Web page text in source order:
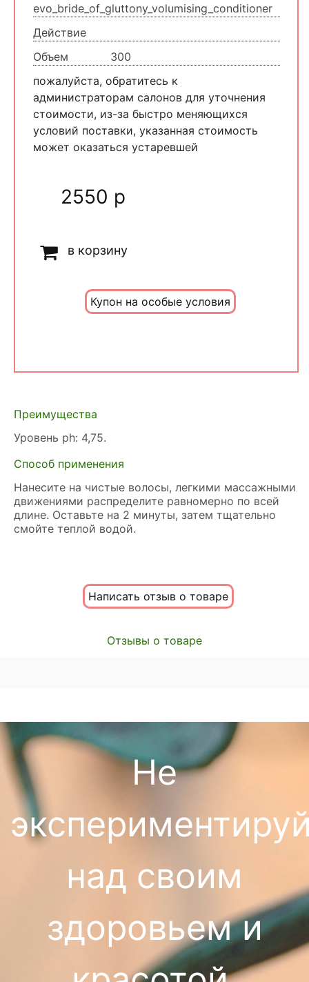
evo_bride_of_gluttony_volumising_conditioner
Действие
Объем
300
пожалуйста, обратитесь к
администраторам салонов для уточнения
стоимости, из-за быстро меняющихся
условий поставки, указанная стоимость
может оказаться устаревшей
2550 р
в корзину
Купон на особые условия
Преимущества
Уровень ph: 4,75.
Способ применения
Нанесите на чистые волосы, легкими массажными
движениями распределите равномерно по всей
длине. Оставьте на 2 минуты, затем тщательно
смойте теплой водой.
Написать отзыв о товаре
Отзывы о товаре
Не
над своим
здоровьем и